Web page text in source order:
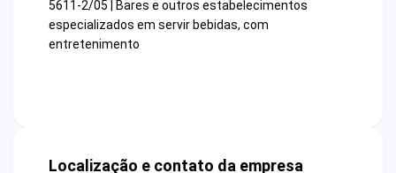
5611-2/05 | Bares e outros estabelecimentos
especializados em servir bebidas, com
entretenimento
Localização e contato da empresa